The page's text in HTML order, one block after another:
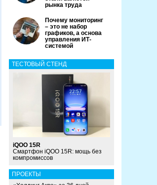
рынка труда
Почему мониторинг
– это не набор
графиков, а основа
управления ИТ-
системой
ТЕСТОВЫЙ СТЕНД
iQOO 15R
Смартфон iQOO 15R: мощь без
компромиссов
ПРОЕКТЫ